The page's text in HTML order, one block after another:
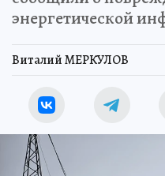
энергетической
Виталий МЕРКУЛОВ